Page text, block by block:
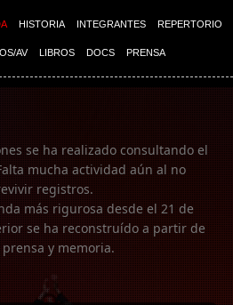
HISTORIA INTEGRANTES REPERTORIO
AV LIBROS DOCS PRENSA
se ha realizado consultando el
mucha actividad aún al no
registros.
más rigurosa desde el 21 de
se ha reconstruído a partir de
y memoria.